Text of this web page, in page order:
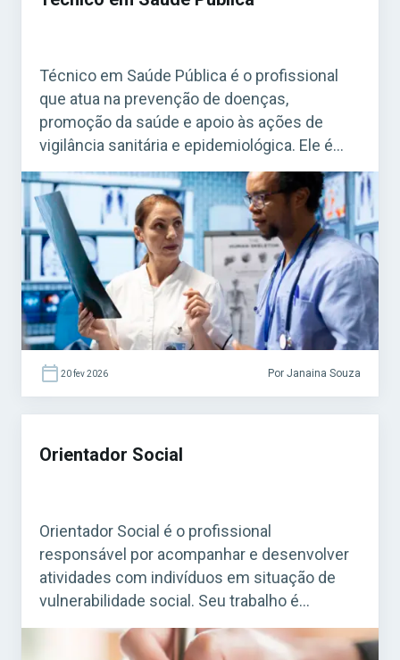
Técnico em Saúde Pública é o profissional
que atua na prevenção de doenças,
promoção da saúde e apoio às ações de
vigilância sanitária e epidemiológica. Ele é
fundamental para o funcionamento do
Sistema Único de Saúde (SUS). Acesse agora
o Curso Grátis INSS 2026! O cargo é bastante
procurado em concursos federais, estaduais
e municipais, […]
20 fev 2026 Por Janaina Souza
Orientador Social
Orientador Social é o profissional
responsável por acompanhar e desenvolver
atividades com indivíduos em situação de
vulnerabilidade social. Seu trabalho é
essencial em programas de assistência
social mantidos por prefeituras e governos,